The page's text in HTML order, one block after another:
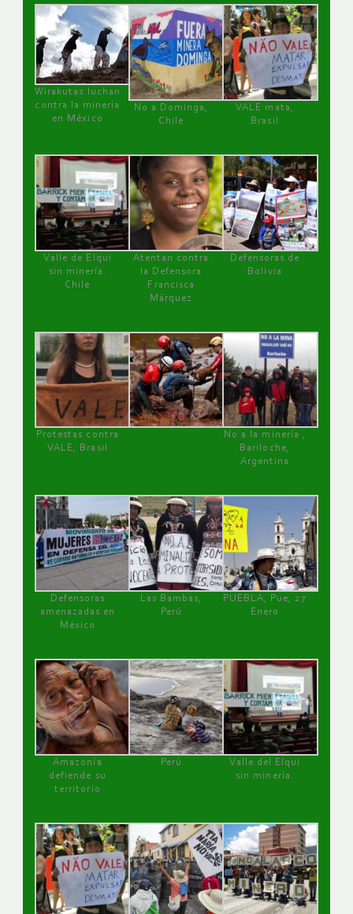
Wirakutas luchan
contra la minería
en México
No a Dominga,
Chile
VALE mata,
Brasil
Valle de Elqui
sin minería.
Chile
Atentan contra
la Defensora
Francisca
Márquez
Defensoras de
Bolivia
Protestas contra
VALE, Brasil
No a la minería ,
Bariloche,
Argentina
Defensoras
amenazadas en
México
Las Bambas,
Perú
PUEBLA, Pue, 27
Enero
Amazonía
defiende su
territorio
Perú
Valle del Elqui
sin minería.